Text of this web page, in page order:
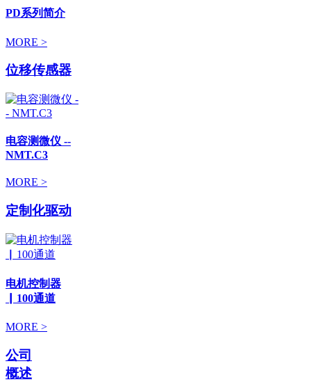
PD系列简介
MORE >
位移传感器
电容测微仪 --
NMT.C3
MORE >
定制化驱动
电机控制器
▏100通道
MORE >
公司
概述